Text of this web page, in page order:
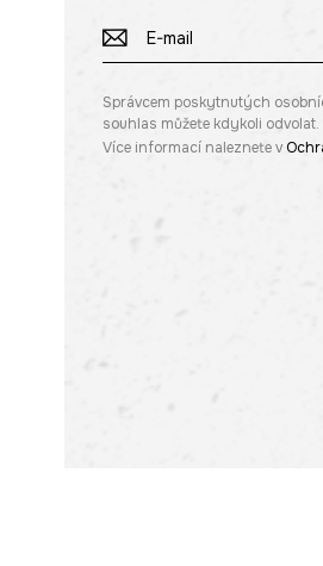
Správcem poskytnutých
souhlas můžete kdykoli
Více informací naleznete v